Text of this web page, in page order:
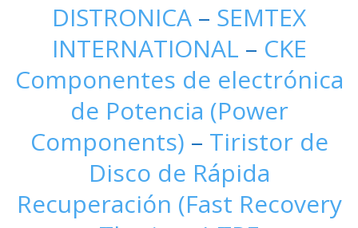
DISTRONICA – SEMTEX
INTERNATIONAL – CKE
Componentes de electrónica
de Potencia (Power
Components) – Tiristor de
Disco de Rápida
Recuperación (Fast Recovery